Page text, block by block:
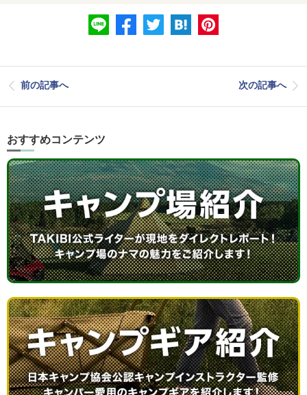
前の記事へ 次の記事へ
おすすめコンテンツ